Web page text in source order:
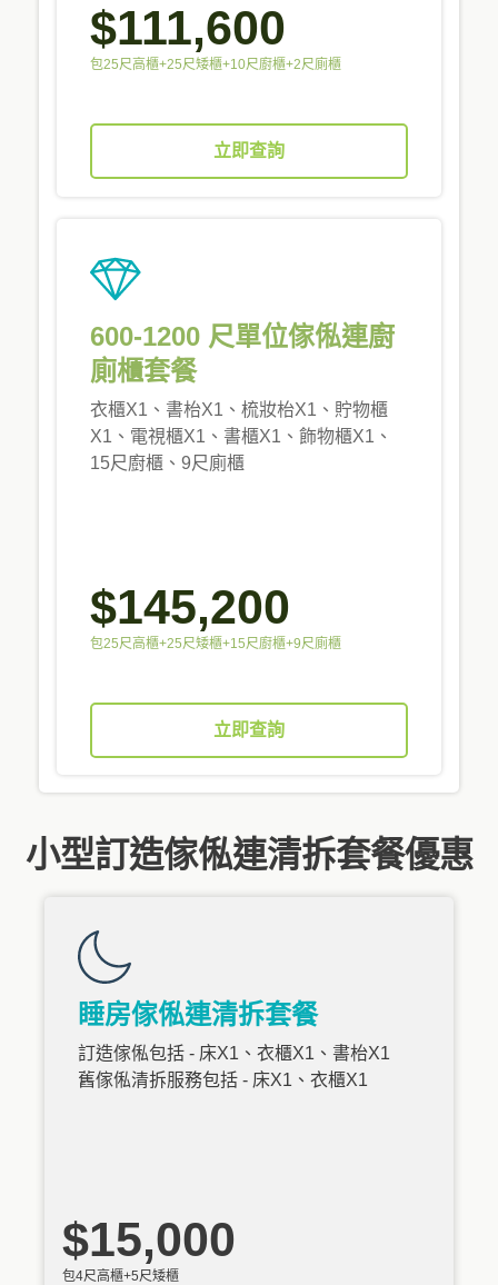
$111,600
包25尺高櫃+25尺矮櫃+10尺廚櫃+2尺廁櫃
立即查詢
600-1200 尺單位傢俬連廚
廁櫃套餐
衣櫃X1、書枱X1、梳妝枱X1、貯物櫃
X1、電視櫃X1、書櫃X1、飾物櫃X1、
15尺廚櫃、9尺廁櫃
$145,200
包25尺高櫃+25尺矮櫃+15尺廚櫃+9尺廁櫃
立即查詢
小型訂造傢俬連清拆套餐優惠
睡房傢俬連清拆套餐
訂造傢俬包括 - 床X1、衣櫃X1、書枱X1
舊傢俬清拆服務包括 - 床X1、衣櫃X1
$15,000
包4尺高櫃+5尺矮櫃